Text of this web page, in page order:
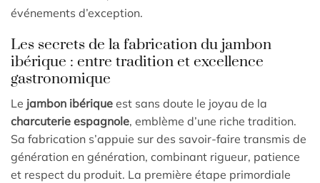
événements d’exception.
Les secrets de la fabrication du jambon
ibérique : entre tradition et excellence
gastronomique
Le jambon ibérique est sans doute le joyau de la
charcuterie espagnole, emblème d’une riche tradition.
Sa fabrication s’appuie sur des savoir-faire transmis de
génération en génération, combinant rigueur, patience
et respect du produit. La première étape primordiale